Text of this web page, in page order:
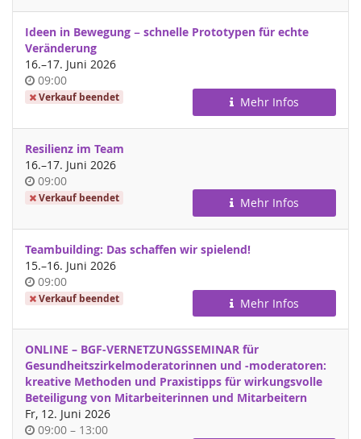
Ideen in Bewegung − schnelle Prototypen für echte
Veränderung
16.–bis
17. Juni 2026
Uhrzeit
09:00
Verkauf beendet Mehr Infos
Resilienz im Team
16.–bis
17. Juni 2026
Uhrzeit
09:00
Verkauf beendet Mehr Infos
Teambuilding: Das schaffen wir spielend!
15.–bis
16. Juni 2026
Uhrzeit
09:00
Verkauf beendet Mehr Infos
ONLINE – BGF-VERNETZUNGSSEMINAR für
Gesundheitszirkelmoderatorinnen und -moderatoren:
kreative Methoden und Praxistipps für wirkungsvolle
Beteiligung von Mitarbeiterinnen und Mitarbeitern
Fr, 12. Juni 2026
Uhrzeit
09:00 –bis
13:00